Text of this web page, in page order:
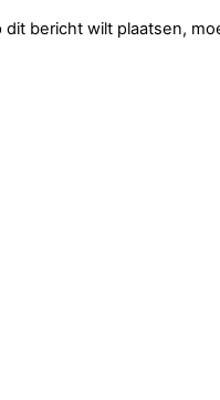
dit bericht wilt plaatsen,